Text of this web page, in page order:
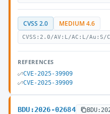
CVSS 2.0 MEDIUM 4.6
CVSS:2.0/AV:L/AC:L/Au:S/
REFERENCES
CVE-2025-39909
CVE-2025-39909
BDU:2026-02684